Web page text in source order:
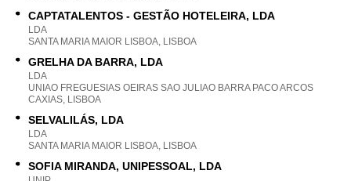
CAPTATALENTOS - GESTÃO HOTELEIRA, LDA
LDA
SANTA MARIA MAIOR LISBOA, LISBOA
GRELHA DA BARRA, LDA
LDA
UNIAO FREGUESIAS OEIRAS SAO JULIAO BARRA PACO ARCOS
CAXIAS, LISBOA
SELVALILÁS, LDA
LDA
SANTA MARIA MAIOR LISBOA, LISBOA
SOFIA MIRANDA, UNIPESSOAL, LDA